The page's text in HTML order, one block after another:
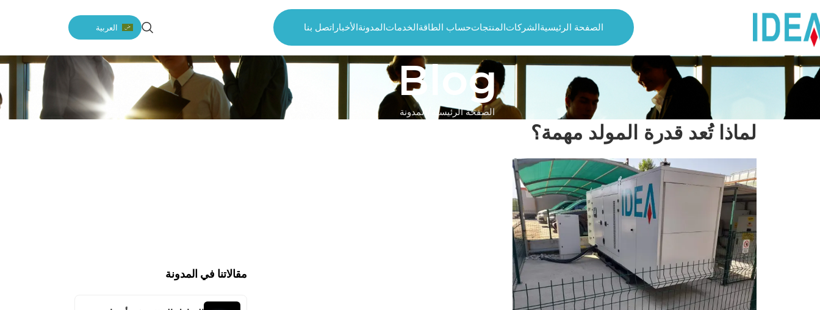
الصفحة الرئيسيةالشركاتالمنتجاتحساب الطاقةالخدماتالمدونةالأخبار اتصل بنا العربية
Blog
الصفحة الرئيسية المدونة
لماذا تُعد قدرة المولد مهمة؟
مقالاتنا في المدونة